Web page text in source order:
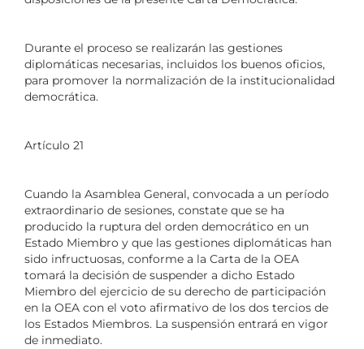
Durante el proceso se realizarán las gestiones
diplomáticas necesarias, incluidos los buenos oficios,
para promover la normalización de la institucionalidad
democrática.
Artículo 21
Cuando la Asamblea General, convocada a un período
extraordinario de sesiones, constate que se ha
producido la ruptura del orden democrático en un
Estado Miembro y que las gestiones diplomáticas han
sido infructuosas, conforme a la Carta de la OEA
tomará la decisión de suspender a dicho Estado
Miembro del ejercicio de su derecho de participación
en la OEA con el voto afirmativo de los dos tercios de
los Estados Miembros. La suspensión entrará en vigor
de inmediato.